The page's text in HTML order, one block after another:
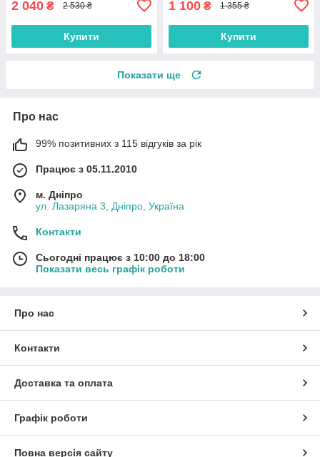
2 040 ₴ 2 530 ₴
Купити
1 100 ₴ 1 355 ₴
Купити
Показати ще
Про нас
99% позитивних з 115 відгуків за рік
Працює з 05.11.2010
м. Дніпро
ул. Лазаряна 3, Дніпро, Україна
Контакти
Сьогодні працює з 10:00 до 18:00
Показати весь графік роботи
Про нас
Контакти
Доставка та оплата
Графік роботи
Повна версія сайту